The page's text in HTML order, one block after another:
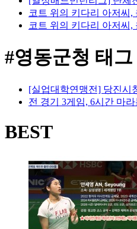
코트 위의 키다리 아저씨
코트 위의 키다리 아저씨
#영동군청 태
[실업대학연맹전] 당진시
전 경기 3게임, 6시간 마
BEST